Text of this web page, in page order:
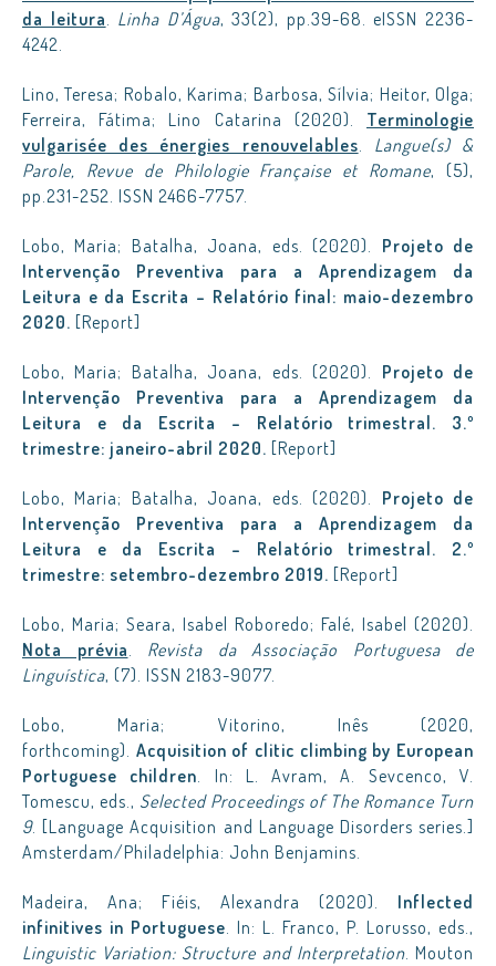
da leitura. Linha D’Água, 33(2), pp.39-68. eISSN 2236-
4242.
Lino, Teresa; Robalo, Karima; Barbosa, Sílvia; Heitor, Olga;
Ferreira, Fátima; Lino Catarina (2020). Terminologie
vulgarisée des énergies renouvelables. Langue(s) &
Parole, Revue de Philologie Française et Romane, (5),
pp.231-252. ISSN 2466-7757.
Lobo, Maria; Batalha, Joana, eds. (2020). Projeto de
Intervenção Preventiva para a Aprendizagem da
Leitura e da Escrita – Relatório final: maio-dezembro
2020. [Report]
Lobo, Maria; Batalha, Joana, eds. (2020). Projeto de
Intervenção Preventiva para a Aprendizagem da
Leitura e da Escrita – Relatório trimestral. 3.º
trimestre: janeiro-abril 2020. [Report]
Lobo, Maria; Batalha, Joana, eds. (2020). Projeto de
Intervenção Preventiva para a Aprendizagem da
Leitura e da Escrita – Relatório trimestral. 2.º
trimestre: setembro-dezembro 2019. [Report]
Lobo, Maria; Seara, Isabel Roboredo; Falé, Isabel (2020).
Nota prévia. Revista da Associação Portuguesa de
Linguística, (7). ISSN 2183-9077.
Lobo, Maria; Vitorino, Inês (2020,
forthcoming). Acquisition of clitic climbing by European
Portuguese children. In: L. Avram, A. Sevcenco, V.
Tomescu, eds., Selected Proceedings of The Romance Turn
9. [Language Acquisition and Language Disorders series.]
Amsterdam/Philadelphia: John Benjamins.
Madeira, Ana; Fiéis, Alexandra (2020). Inflected
infinitives in Portuguese. In: L. Franco, P. Lorusso, eds.,
Linguistic Variation: Structure and Interpretation. Mouton